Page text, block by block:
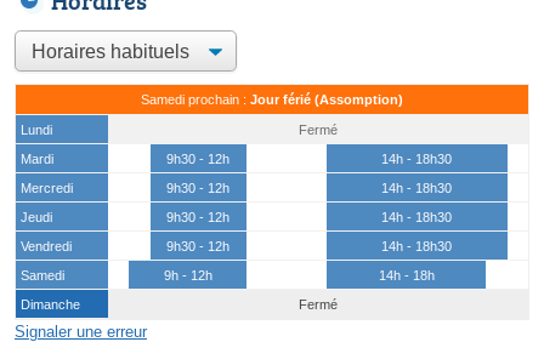
Samedi prochain : Jour férié (Assomption)
Lundi
Fermé
Mardi
9h30 - 12h
14h - 18h30
Mercredi
9h30 - 12h
14h - 18h30
Jeudi
9h30 - 12h
14h - 18h30
Vendredi
9h30 - 12h
14h - 18h30
Samedi
9h - 12h
14h - 18h
Dimanche
Fermé
Signaler une erreur